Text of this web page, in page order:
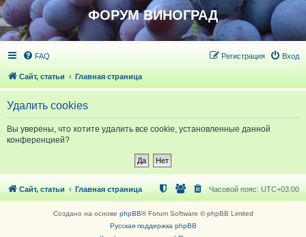
ФОРУМ ВИНОГРАД
FAQ Вход
Регистрация
Сайт, статьи Главная страница
Удалить cookies
Вы уверены, что хотите удалить все cookie, установленные данной
конференцией?
Сайт, статьи Главная страница Часовой пояс: UTC+03:00
Создано на основе phpBB® Forum Software © phpBB Limited
Русская поддержка phpBB